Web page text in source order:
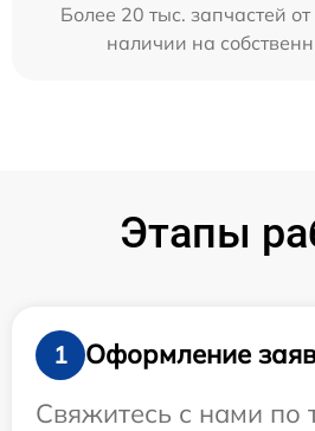
Более 20 тыс. запчастей
наличии на
Этапы
1
Оформление
Свяжитесь с нами по